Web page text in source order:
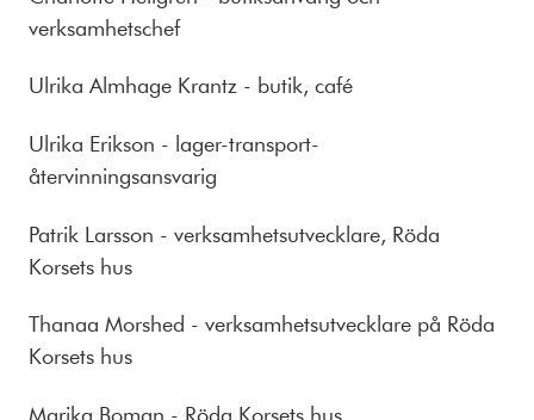
verksamhetschef
Ulrika Almhage Krantz - butik, café
Ulrika Erikson - lager-transport-
återvinningsansvarig
Patrik Larsson - verksamhetsutvecklare, Röda
Korsets hus
Thanaa Morshed - verksamhetsutvecklare på Röda
Korsets hus
Marika Boman - Röda Korsets hus